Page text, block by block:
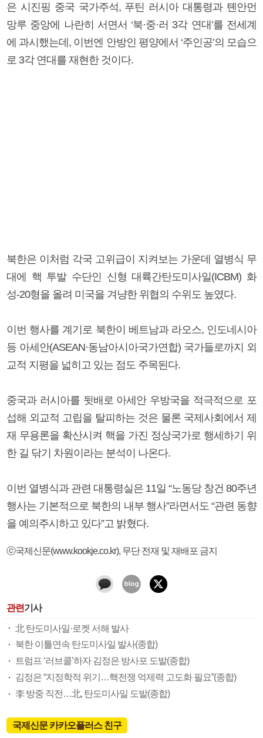
은 시진핑 중국 국가주석, 푸틴 러시아 대통령과 톈안먼
망루 중앙에 나란히 서면서 ‘북·중·러 3각 연대’를 전세계
에 과시했는데, 이번엔 안방인 평양에서 ‘주인공’의 모습으
로 3각 연대를 재현한 것이다.
북한은 이처럼 각국 고위급이 지켜보는 가운데 열병식 무
대에 핵 투발 수단인 신형 대륙간탄도미사일(ICBM) 화
성-20형을 올려 미국을 겨냥한 위협의 수위도 높였다.
이번 행사를 계기로 북한이 베트남과 라오스, 인도네시아
등 아세안(ASEAN·동남아시아국가연합) 국가들로까지 외
교적 지평을 넓히고 있는 점도 주목된다.
중국과 러시아를 뒷배로 아세안 우방국을 적극적으로 포
섭해 외교적 고립을 탈피하는 것은 물론 국제사회에서 제
재 무용론을 확산시켜 핵을 가진 정상국가로 행세하기 위
한 길 닦기 차원이라는 분석이 나온다.
이번 열병식과 관련 대통령실은 11일 “노동당 창건 80주년
행사는 기본적으로 북한의 내부 행사”라면서도 “관련 동향
을 예의주시하고 있다”고 밝혔다.
ⓒ국제신문(www.kookje.co.kr), 무단 전재 및 재배포 금지
관련기사
北 탄도미사일·로켓 서해 발사
북한 이틀연속 탄도미사일 발사(종합)
트럼프 ‘러브콜’하자 김정은 방사포 도발(종합)
김정은 “지정학적 위기…핵전쟁 억제력 고도화 필요”(종합)
李 방중 직전…北, 탄도미사일 도발(종합)
국제신문 카카오플러스 친구